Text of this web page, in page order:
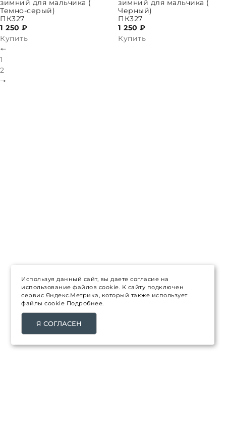
зимний для мальчика (
Темно-серый)
ПК327
1 250 ₽
Купить
зимний для мальчика (
Черный)
ПК327
1 250 ₽
Купить
🠔
1
2
🠖
Используя данный сайт, вы даете согласие на
использование файлов cookie. К сайту подключен
сервис Яндекс.Метрика, который также использует
файлы cookie Подробнее.
Я СОГЛАСЕН